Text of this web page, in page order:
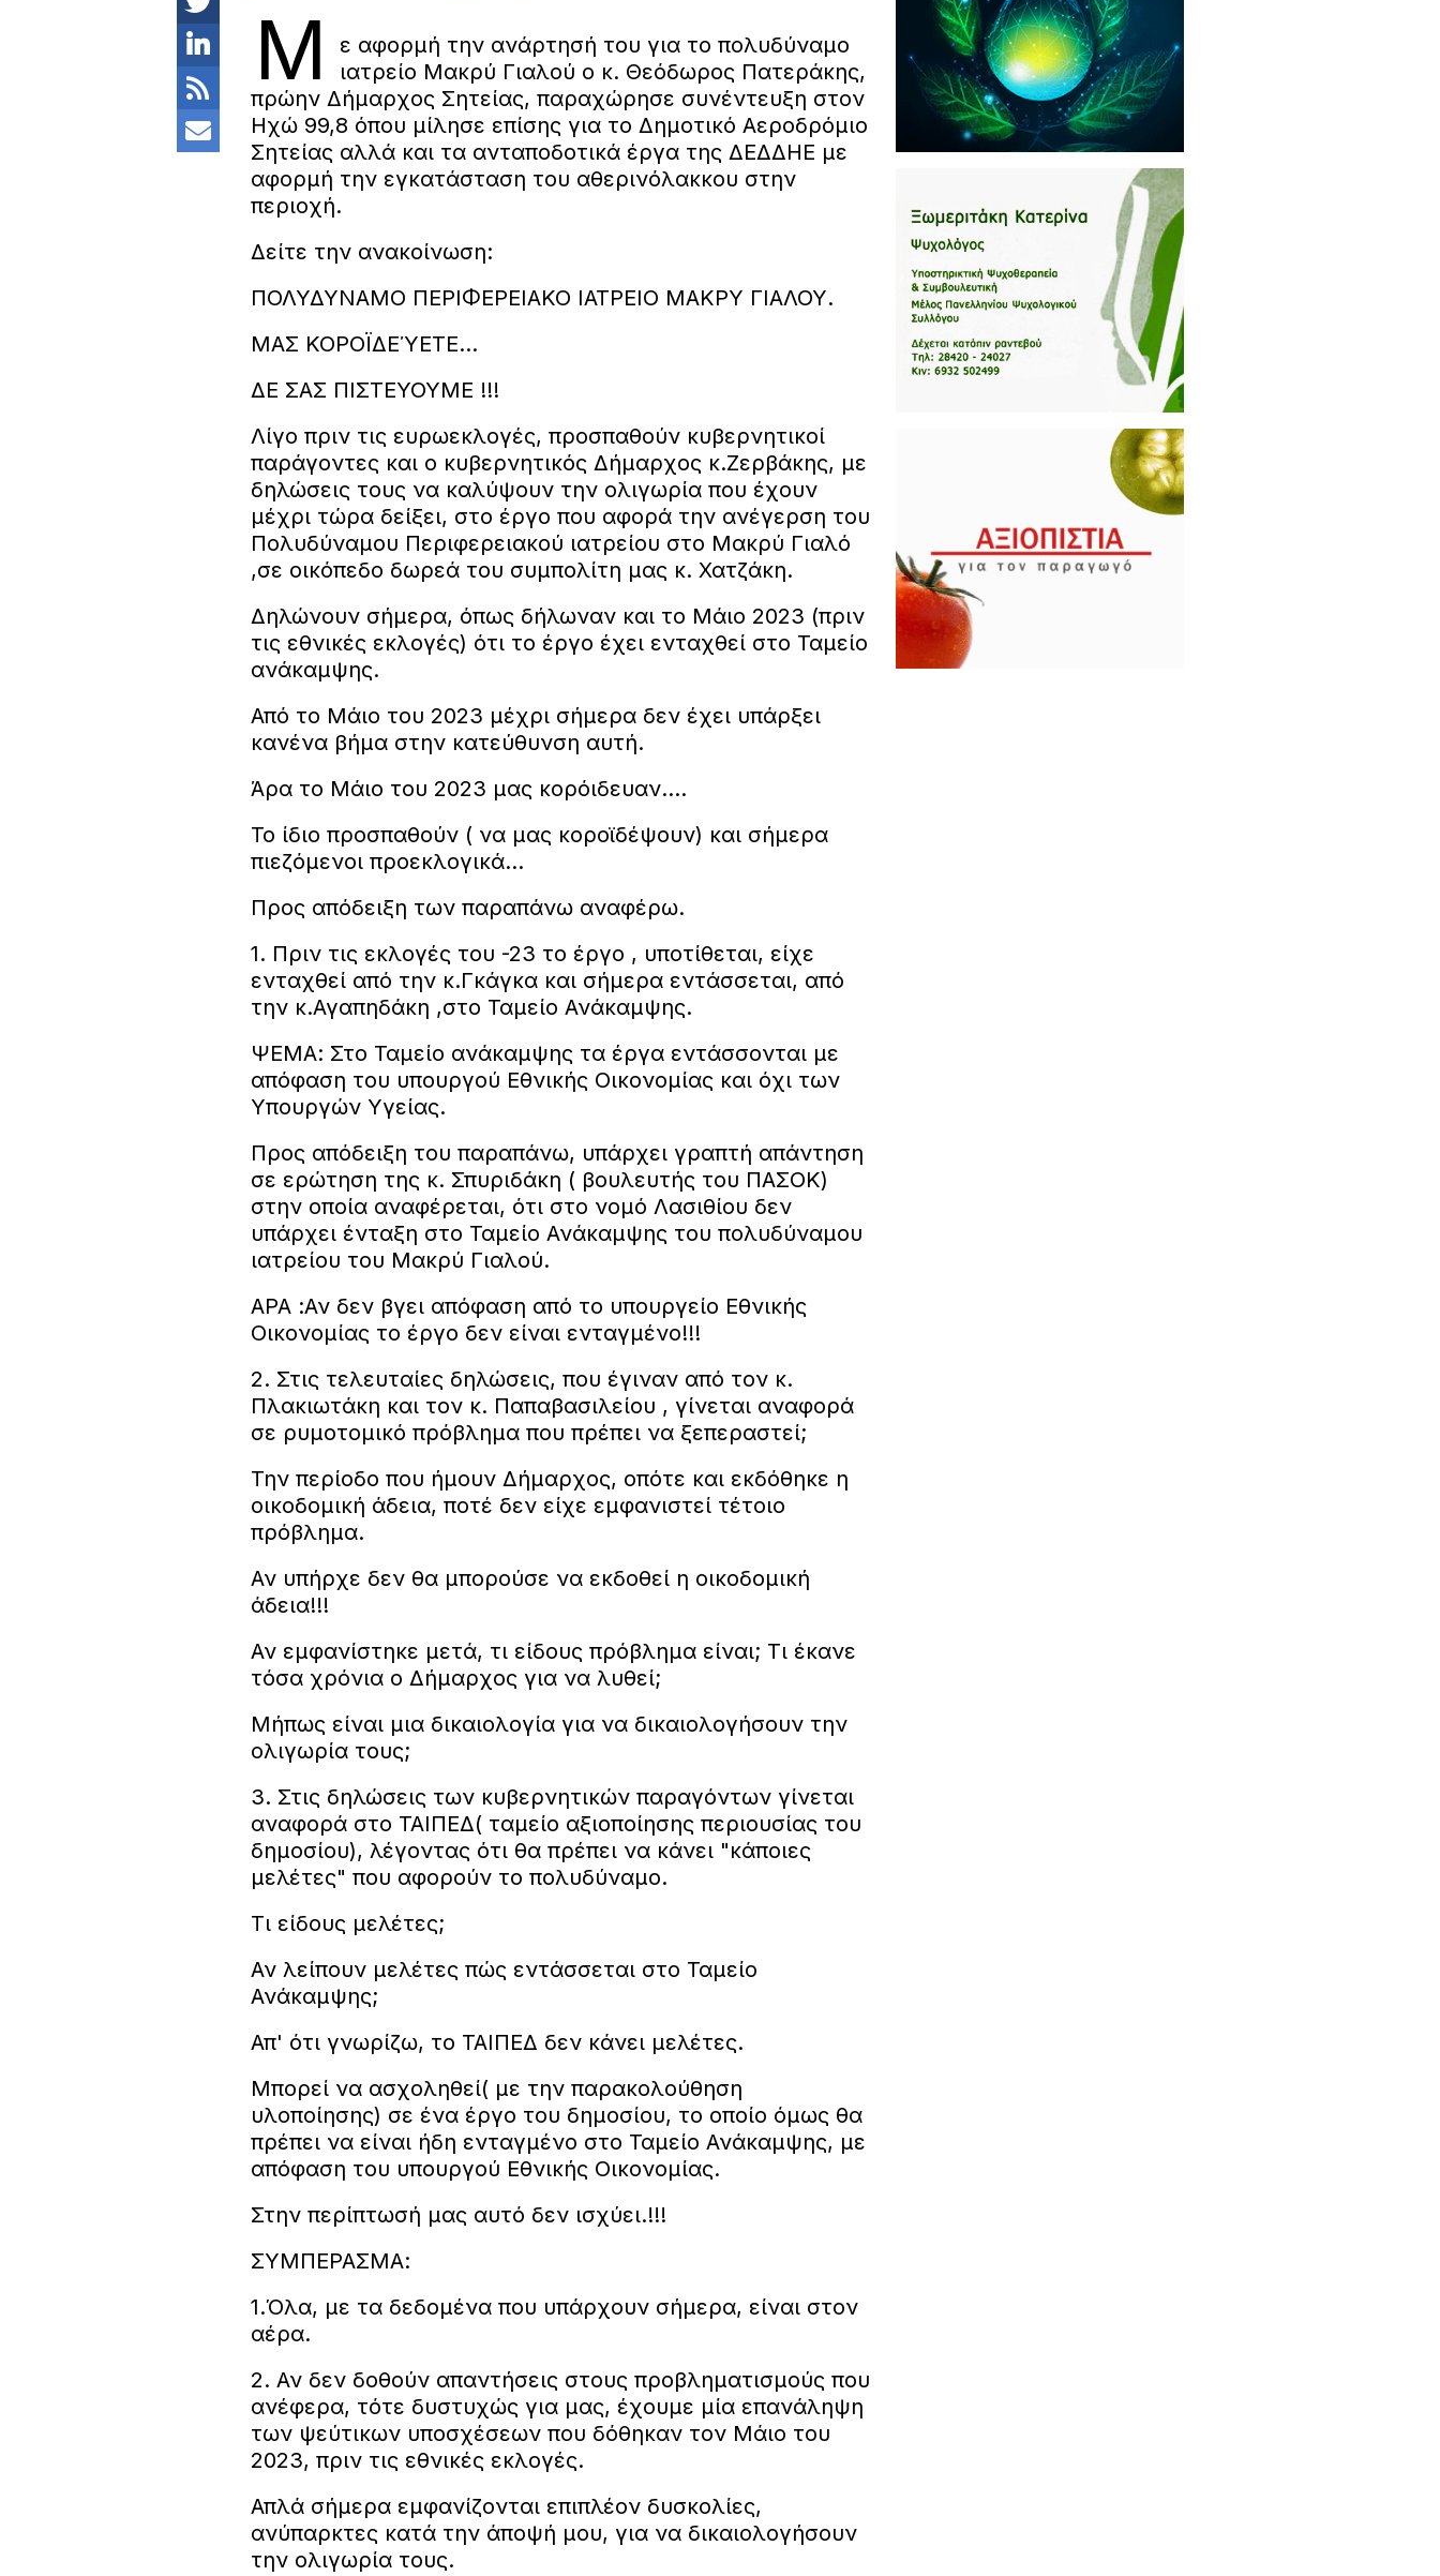
Μ
ε αφορμή την ανάρτησή του για το πολυδύναμο
ιατρείο Μακρύ Γιαλού ο κ. Θεόδωρος Πατεράκης,
πρώην Δήμαρχος Σητείας, παραχώρησε συνέντευξη στον
Ηχώ 99,8 όπου μίλησε επίσης για το Δημοτικό Αεροδρόμιο
Σητείας αλλά και τα ανταποδοτικά έργα της ΔΕΔΔΗΕ με
αφορμή την εγκατάσταση του αθερινόλακκου στην
περιοχή.
Δείτε την ανακοίνωση:
ΠΟΛΥΔΥΝΑΜΟ ΠΕΡΙΦΕΡΕΙΑΚΟ ΙΑΤΡΕΙΟ ΜΑΚΡΥ ΓΙΑΛΟΥ.
ΜΑΣ ΚΟΡΟΪΔΕΎΕΤΕ...
ΔΕ ΣΑΣ ΠΙΣΤΕΥΟΥΜΕ !!!
Λίγο πριν τις ευρωεκλογές, προσπαθούν κυβερνητικοί
παράγοντες και ο κυβερνητικός Δήμαρχος κ.Ζερβάκης, με
δηλώσεις τους να καλύψουν την ολιγωρία που έχουν
μέχρι τώρα δείξει, στο έργο που αφορά την ανέγερση του
Πολυδύναμου Περιφερειακού ιατρείου στο Μακρύ Γιαλό
,σε οικόπεδο δωρεά του συμπολίτη μας κ. Χατζάκη.
Δηλώνουν σήμερα, όπως δήλωναν και το Μάιο 2023 (πριν
τις εθνικές εκλογές) ότι το έργο έχει ενταχθεί στο Ταμείο
ανάκαμψης.
Από το Μάιο του 2023 μέχρι σήμερα δεν έχει υπάρξει
κανένα βήμα στην κατεύθυνση αυτή.
Άρα το Μάιο του 2023 μας κορόιδευαν....
Το ίδιο προσπαθούν ( να μας κοροϊδέψουν) και σήμερα
πιεζόμενοι προεκλογικά...
Προς απόδειξη των παραπάνω αναφέρω.
1. Πριν τις εκλογές του -23 το έργο , υποτίθεται, είχε
ενταχθεί από την κ.Γκάγκα και σήμερα εντάσσεται, από
την κ.Αγαπηδάκη ,στο Ταμείο Ανάκαμψης.
ΨΕΜΑ: Στο Ταμείο ανάκαμψης τα έργα εντάσσονται με
απόφαση του υπουργού Εθνικής Οικονομίας και όχι των
Υπουργών Υγείας.
Προς απόδειξη του παραπάνω, υπάρχει γραπτή απάντηση
σε ερώτηση της κ. Σπυριδάκη ( βουλευτής του ΠΑΣΟΚ)
στην οποία αναφέρεται, ότι στο νομό Λασιθίου δεν
υπάρχει ένταξη στο Ταμείο Ανάκαμψης του πολυδύναμου
ιατρείου του Μακρύ Γιαλού.
ΑΡΑ :Αν δεν βγει απόφαση από το υπουργείο Εθνικής
Οικονομίας το έργο δεν είναι ενταγμένο!!!
2. Στις τελευταίες δηλώσεις, που έγιναν από τον κ.
Πλακιωτάκη και τον κ. Παπαβασιλείου , γίνεται αναφορά
σε ρυμοτομικό πρόβλημα που πρέπει να ξεπεραστεί;
Την περίοδο που ήμουν Δήμαρχος, οπότε και εκδόθηκε η
οικοδομική άδεια, ποτέ δεν είχε εμφανιστεί τέτοιο
πρόβλημα.
Αν υπήρχε δεν θα μπορούσε να εκδοθεί η οικοδομική
άδεια!!!
Αν εμφανίστηκε μετά, τι είδους πρόβλημα είναι; Τι έκανε
τόσα χρόνια ο Δήμαρχος για να λυθεί;
Μήπως είναι μια δικαιολογία για να δικαιολογήσουν την
ολιγωρία τους;
3. Στις δηλώσεις των κυβερνητικών παραγόντων γίνεται
αναφορά στο ΤΑΙΠΕΔ( ταμείο αξιοποίησης περιουσίας του
δημοσίου), λέγοντας ότι θα πρέπει να κάνει "κάποιες
μελέτες" που αφορούν το πολυδύναμο.
Τι είδους μελέτες;
Αν λείπουν μελέτες πώς εντάσσεται στο Ταμείο
Ανάκαμψης;
Απ' ότι γνωρίζω, το ΤΑΙΠΕΔ δεν κάνει μελέτες.
Μπορεί να ασχοληθεί( με την παρακολούθηση
υλοποίησης) σε ένα έργο του δημοσίου, το οποίο όμως θα
πρέπει να είναι ήδη ενταγμένο στο Ταμείο Ανάκαμψης, με
απόφαση του υπουργού Εθνικής Οικονομίας.
Στην περίπτωσή μας αυτό δεν ισχύει.!!!
ΣΥΜΠΕΡΑΣΜΑ:
1.Όλα, με τα δεδομένα που υπάρχουν σήμερα, είναι στον
αέρα.
2. Αν δεν δοθούν απαντήσεις στους προβληματισμούς που
ανέφερα, τότε δυστυχώς για μας, έχουμε μία επανάληψη
των ψεύτικων υποσχέσεων που δόθηκαν τον Μάιο του
2023, πριν τις εθνικές εκλογές.
Απλά σήμερα εμφανίζονται επιπλέον δυσκολίες,
ανύπαρκτες κατά την άποψή μου, για να δικαιολογήσουν
την ολιγωρία τους.